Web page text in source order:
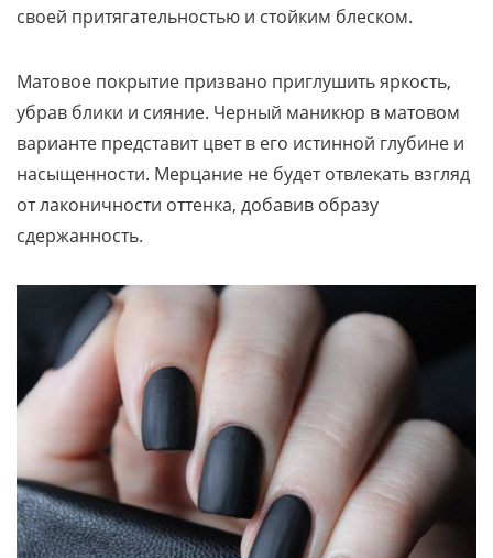
своей притягательностью и стойким блеском.
Матовое покрытие призвано приглушить яркость,
убрав блики и сияние. Черный маникюр в матовом
варианте представит цвет в его истинной глубине и
насыщенности. Мерцание не будет отвлекать взгляд
от лаконичности оттенка, добавив образу
сдержанность.